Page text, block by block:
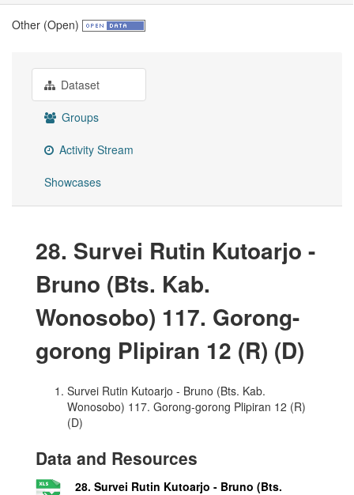
Other (Open)
Dataset
Groups
Activity Stream
Showcases
28. Survei Rutin Kutoarjo -
Bruno (Bts. Kab.
Wonosobo) 117. Gorong-
gorong Plipiran 12 (R) (D)
Survei Rutin Kutoarjo - Bruno (Bts. Kab.
Wonosobo) 117. Gorong-gorong Plipiran 12 (R)
(D)
Data and Resources
28. Survei Rutin Kutoarjo - Bruno (Bts.